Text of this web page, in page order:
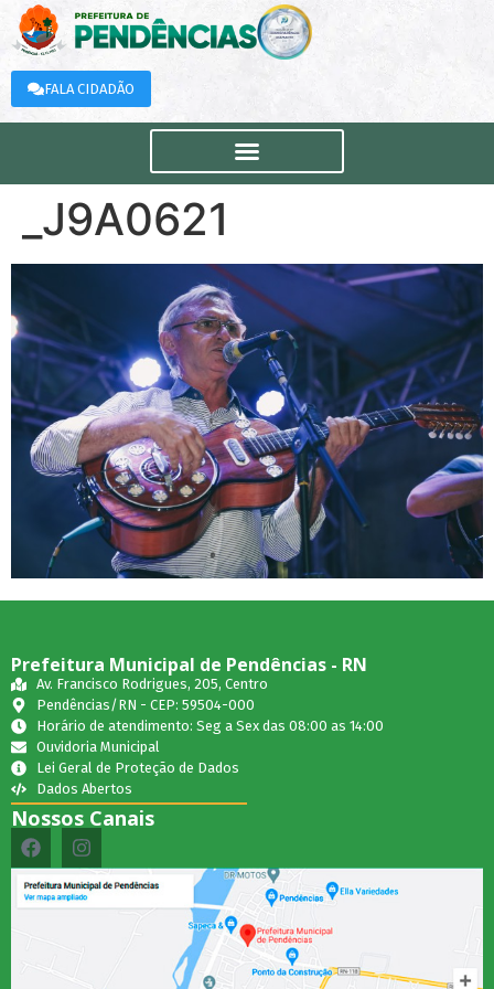
FALA CIDADÃO
_J9A0621
Prefeitura Municipal de Pendências - RN
Av. Francisco Rodrigues, 205, Centro
Pendências/RN - CEP: 59504-000
Horário de atendimento: Seg a Sex das 08:00 as 14:00
Ouvidoria Municipal
Lei Geral de Proteção de Dados
Dados Abertos
Nossos Canais